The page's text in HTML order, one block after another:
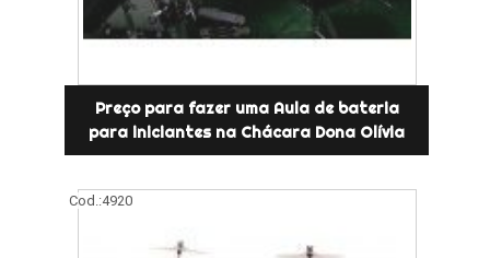
Preço para fazer uma Aula de bateria
para iniciantes na Chácara Dona Olívia
Cod.:4920